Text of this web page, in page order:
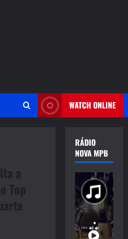
WATCH ONLINE
a
Top
RÁDIO
NOVA MPB